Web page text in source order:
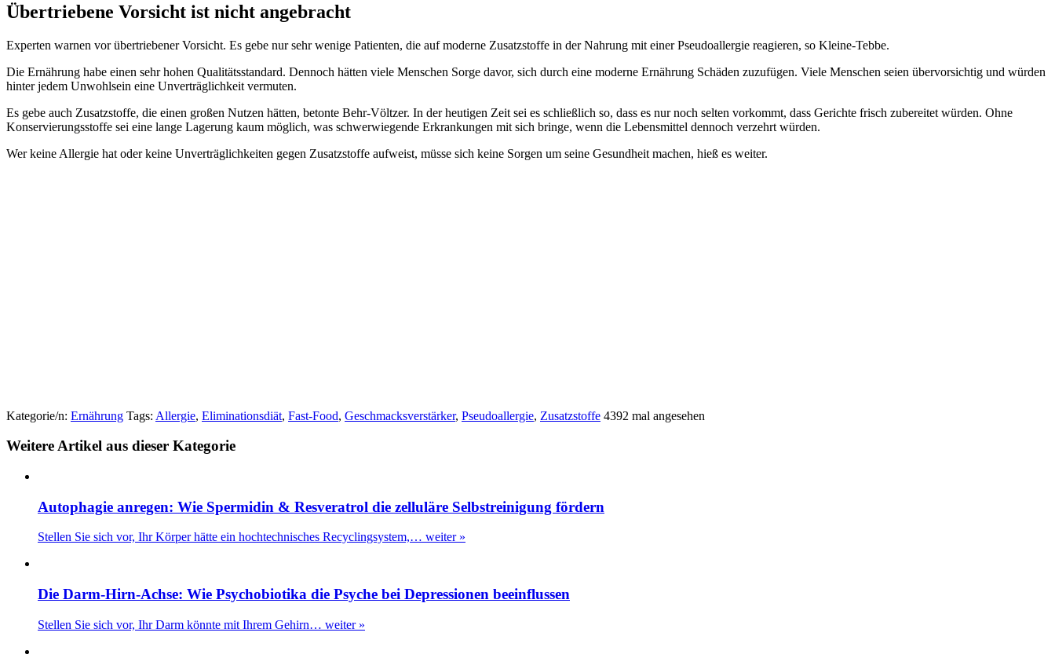
Übertriebene Vorsicht ist nicht angebracht
Experten warnen vor übertriebener Vorsicht. Es gebe nur sehr wenige Patienten, die auf moderne Zusatzstoffe in der Nahrung mit einer Pseudoallergie reagieren, so Kleine-Tebbe.
Die Ernährung habe einen sehr hohen Qualitätsstandard. Dennoch hätten viele Menschen Sorge davor, sich durch eine moderne Ernährung Schäden zuzufügen. Viele Menschen seien übervorsichtig und würden
hinter jedem Unwohlsein eine Unverträglichkeit vermuten.
Es gebe auch Zusatzstoffe, die einen großen Nutzen hätten, betonte Behr-Völtzer. In der heutigen Zeit sei es schließlich so, dass es nur noch selten vorkommt, dass Gerichte frisch zubereitet würden. Ohne
Konservierungsstoffe sei eine lange Lagerung kaum möglich, was schwerwiegende Erkrankungen mit sich bringe, wenn die Lebensmittel dennoch verzehrt würden.
Wer keine Allergie hat oder keine Unverträglichkeiten gegen Zusatzstoffe aufweist, müsse sich keine Sorgen um seine Gesundheit machen, hieß es weiter.
Kategorie/n: Ernährung Tags: Allergie, Eliminationsdiät, Fast-Food, Geschmacksverstärker, Pseudoallergie, Zusatzstoffe 4392 mal angesehen
Weitere Artikel aus dieser Kategorie
Autophagie anregen: Wie Spermidin & Resveratrol die zelluläre Selbstreinigung fördern
Stellen Sie sich vor, Ihr Körper hätte ein hochtechnisches Recyclingsystem,… weiter »
Die Darm-Hirn-Achse: Wie Psychobiotika die Psyche bei Depressionen beeinflussen
Stellen Sie sich vor, Ihr Darm könnte mit Ihrem Gehirn… weiter »